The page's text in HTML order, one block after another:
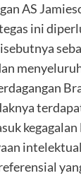
AS
ini